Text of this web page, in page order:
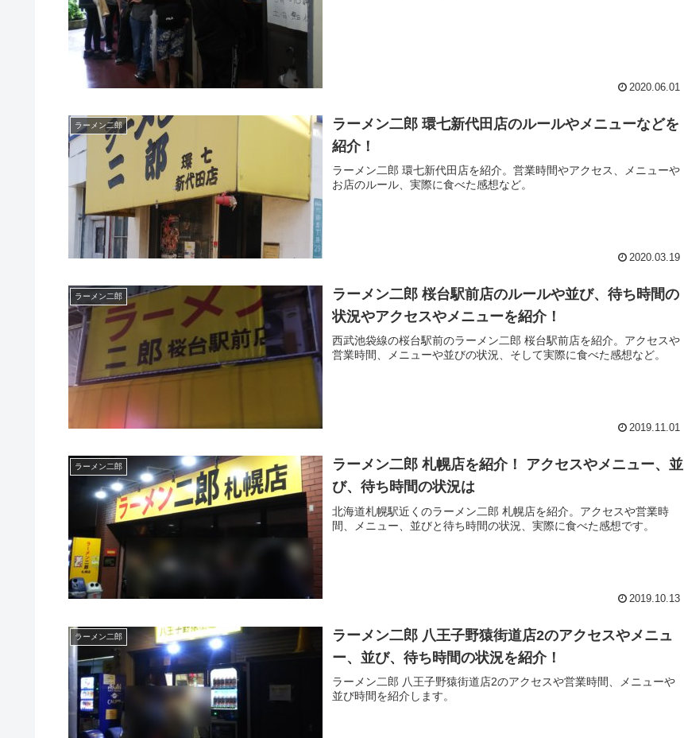
2020.06.01
ラーメン二郎
ラーメン二郎 環七新代田店のルールやメニューなどを
紹介！
ラーメン二郎 環七新代田店を紹介。営業時間やアクセス、メニューや
お店のルール、実際に食べた感想など。
2020.03.19
ラーメン二郎
ラーメン二郎 桜台駅前店のルールや並び、待ち時間の
状況やアクセスやメニューを紹介！
西武池袋線の桜台駅前のラーメン二郎 桜台駅前店を紹介。アクセスや
営業時間、メニューや並びの状況、そして実際に食べた感想など。
2019.11.01
ラーメン二郎
ラーメン二郎 札幌店を紹介！ アクセスやメニュー、並
び、待ち時間の状況は
北海道札幌駅近くのラーメン二郎 札幌店を紹介。アクセスや営業時
間、メニュー、並びと待ち時間の状況、実際に食べた感想です。
2019.10.13
ラーメン二郎
ラーメン二郎 八王子野猿街道店2のアクセスやメニュ
ー、並び、待ち時間の状況を紹介！
ラーメン二郎 八王子野猿街道店2のアクセスや営業時間、メニューや
並び時間を紹介します。